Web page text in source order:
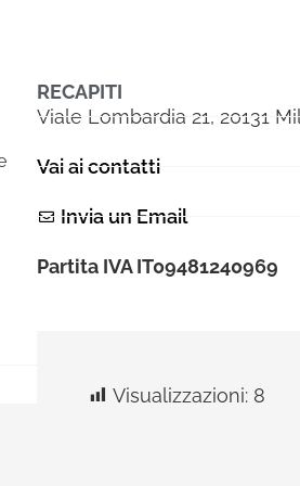
B2C, lavorando
Brand Fashion
attraverso
la coscienza e i
fondiamo
documentari. Per
RECAPITI
Viale Lombardia 21, 20131
Vai ai contatti
Invia un Email
Partita IVA IT09481240969
Visualizzazioni: 8